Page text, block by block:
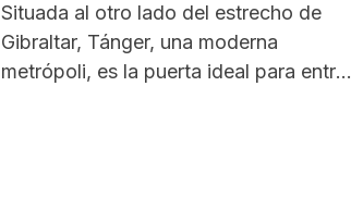
Situada al otro lado del estrecho de
Gibraltar, Tánger, una moderna
metrópoli, es la puerta ideal para entrar